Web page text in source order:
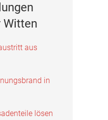
Witten
aus
in
lösen